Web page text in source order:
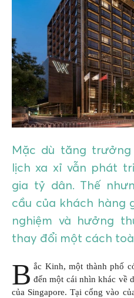
KỲ NGHỈ & ĐIỂM ĐẾN
QUÀ TẶNG & SỰ KIỆN
LIÊN HỆ
Mặc dù tăng
lịch xa xỉ vẫn phát
gia tỷ dân. Thế
cầu của khách hàng
nghiệm và hưởng
thay đổi một cách
B ắc Kinh, một thành phố
đến một cái nhìn khác về
của Singapore. Tại cổng vào